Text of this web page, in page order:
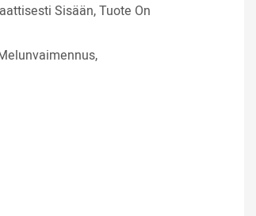
Sisään, Tuote On